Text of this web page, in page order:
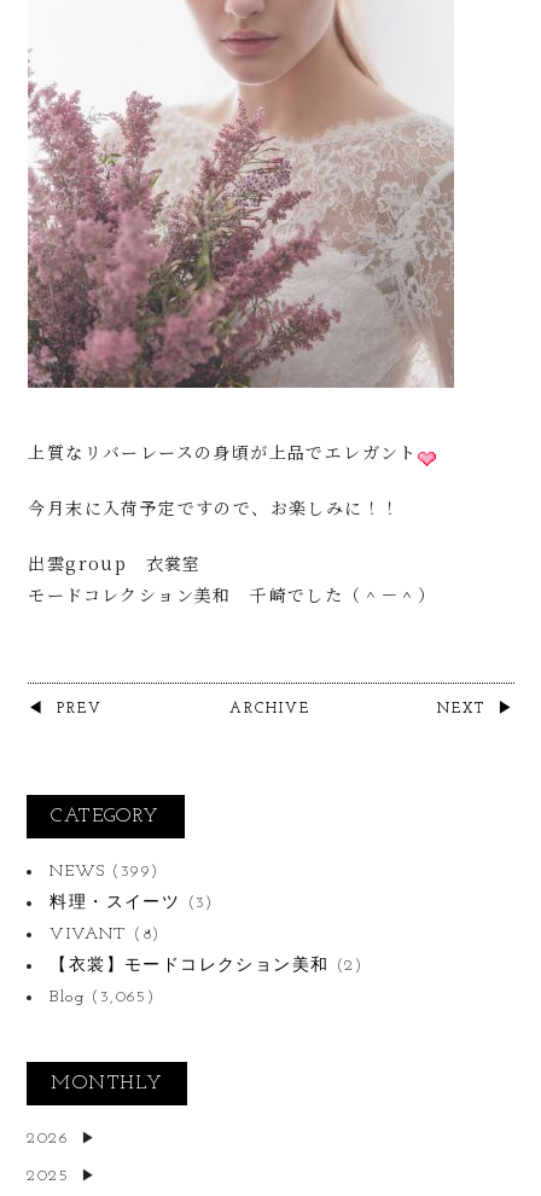
上質なリバーレースの身頃が上品でエレガント
今月末に入荷予定ですので、お楽しみに！！
出雲group 衣裳室
モードコレクション美和 千崎でした（＾－＾）
PREV ARCHIVE NEXT
CATEGORY
NEWS (399)
料理・スイーツ
(3)
VIVANT (8)
【衣裳】モードコレクション美和
(2)
Blog (3,065)
MONTHLY
2026
2025